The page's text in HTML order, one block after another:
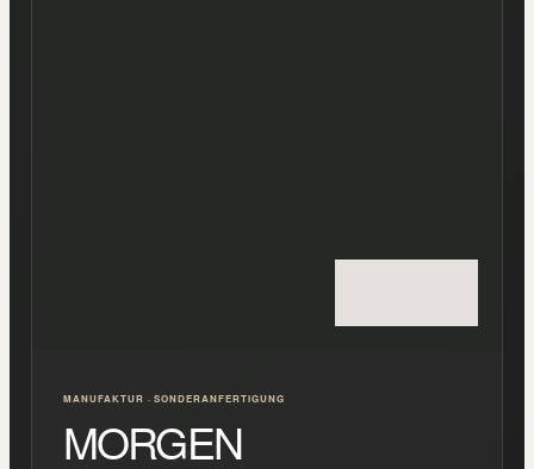
MANUFAKTUR · SONDERANFERTIGUNG
MORGEN